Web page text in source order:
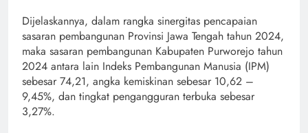
Dijelaskannya, dalam rangka sinergitas pencapaian
sasaran pembangunan Provinsi Jawa Tengah tahun 2024,
maka sasaran pembangunan Kabupaten Purworejo tahun
2024 antara lain Indeks Pembangunan Manusia (IPM)
sebesar 74,21, angka kemiskinan sebesar 10,62 –
9,45%, dan tingkat pengangguran terbuka sebesar
3,27%.